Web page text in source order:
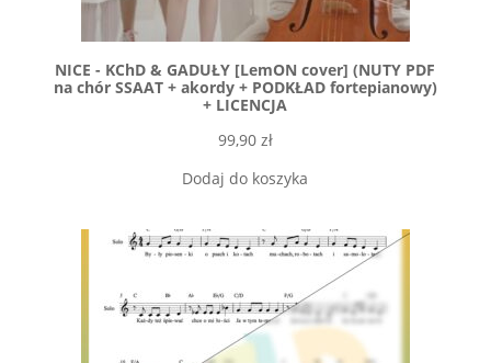
NICE - KChD & GADUŁY [LemON cover] (NUTY PDF
na chór SSAAT + akordy + PODKŁAD fortepianowy)
+ LICENCJA
99,90 zł
Dodaj do koszyka